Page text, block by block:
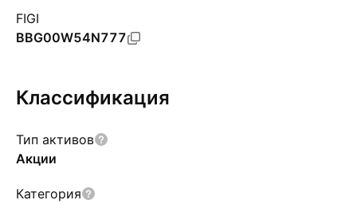
FIGI
BBG00W54N777
Классификация
Тип активов
Акции
Категория